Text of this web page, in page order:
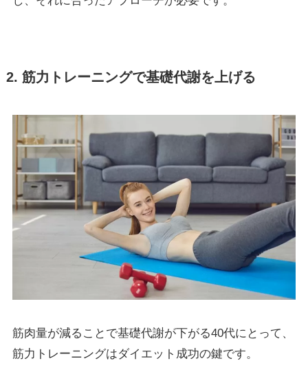
2. 筋力トレーニングで基礎代謝を上げる
筋肉量が減ることで基礎代謝が下がる40代にとって、
筋力トレーニングはダイエット成功の鍵です。